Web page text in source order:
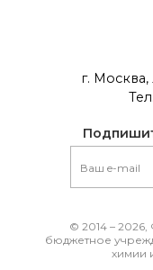
г.
© 2014 –
бюджетное
химии